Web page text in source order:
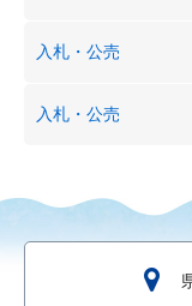
入札・公売
入札・公売